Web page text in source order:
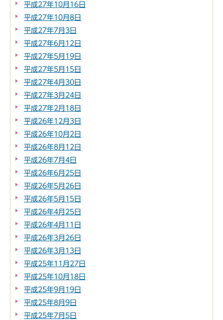
平成27年10月16日
平成27年10月8日
平成27年7月3日
平成27年6月12日
平成27年5月19日
平成27年5月15日
平成27年4月30日
平成27年3月24日
平成27年2月18日
平成26年12月3日
平成26年10月2日
平成26年8月12日
平成26年7月4日
平成26年6月25日
平成26年5月26日
平成26年5月15日
平成26年4月25日
平成26年4月11日
平成26年3月26日
平成26年3月13日
平成25年11月27日
平成25年10月18日
平成25年9月19日
平成25年8月9日
平成25年7月5日